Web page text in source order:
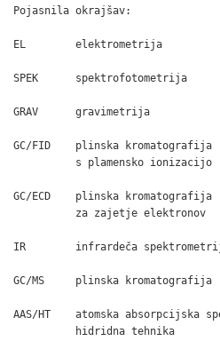
Pojasnila okrajšav:
EL        elektrometrija
SPEK      spektrofotometrija
GRAV      gravimetrija
GC/FID    plinska kromatografija
          s plamensko ionizacijo
GC/ECD    plinska
          za zajetje elektronov
IR        infrardeča
GC/MS     plinska kromatografija
AAS/HT    atomska absorpcijska
          hidridna tehnika